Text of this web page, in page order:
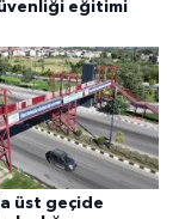
eğitimi
üst geçide